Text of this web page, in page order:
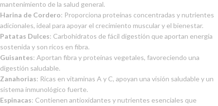
mantenimiento de la salud general.
Harina de Cordero: Proporciona proteínas concentradas y nutrientes
adicionales, ideal para apoyar el crecimiento muscular y el bienestar.
Patatas Dulces: Carbohidratos de fácil digestión que aportan energía
sostenida y son ricos en fibra.
Guisantes: Aportan fibra y proteínas vegetales, favoreciendo una
digestión saludable.
Zanahorias: Ricas en vitaminas A y C, apoyan una visión saludable y un
sistema inmunológico fuerte.
Espinacas: Contienen antioxidantes y nutrientes esenciales que